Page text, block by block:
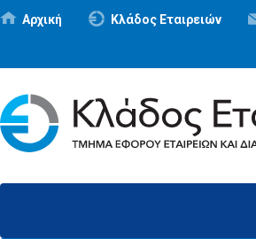
Αρχική Κλάδος Εταιρειών